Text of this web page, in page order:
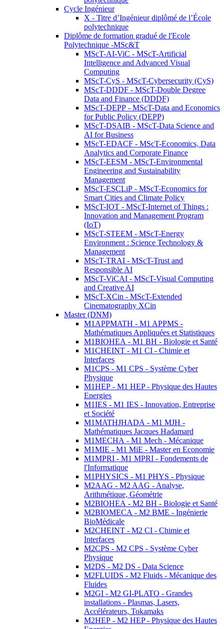
Cycle Ingénieur
X - Titre d’Ingénieur diplômé de l’École
polytechnique
Diplôme de formation gradué de l'Ecole
Polytechnique -MSc&T
MScT-AI-ViC - MScT-Artificial
Intelligence and Advanced Visual
Computing
MScT-CyS - MScT-Cybersecurity (CyS)
MScT-DDDF - MScT-Double Degree
Data and Finance (DDDF)
MScT-DEPP - MScT-Data and Economics
for Public Policy (DEPP)
MScT-DSAIB - MScT-Data Science and
AI for Business
MScT-EDACF - MScT-Economics, Data
Analytics and Corporate Finance
MScT-EESM - MScT-Environmental
Engineering and Sustainability
Management
MScT-ESCLiP - MScT-Economics for
Smart Cities and Climate Policy
MScT-IOT - MScT-Internet of Things :
Innovation and Management Program
(IoT)
MScT-STEEM - MScT-Energy
Environment : Science Technology &
Management
MScT-TRAI - MScT-Trust and
Responsible AI
MScT-ViCAI - MScT-Visual Computing
and Creative AI
MScT-XCin - MScT-Extended
Cinematography XCin
Master (DNM)
M1APPMATH - M1 APPMS -
Mathématiques Appliquées et Statistiques
M1BIOHEA - M1 BH - Biologie et Santé
M1CHEINT - M1 CI - Chimie et
Interfaces
M1CPS - M1 CPS - Système Cyber
Physique
M1HEP - M1 HEP - Physique des Hautes
Energies
M1IES - M1 IES - Innovation, Entreprise
et Société
M1MATHJHADA - M1 MJH -
Mathématiques Jacques Hadamard
M1MECHA - M1 Mech - Mécanique
M1MIE - M1 MiE - Master en Economie
M1MPRI - M1 MPRI - Fondements de
l'Informatique
M1PHYSICS - M1 PHYS - Physique
M2AAG - M2 AAG - Analyse,
Arithmétique, Géométrie
M2BIOHEA - M2 BH - Biologie et Santé
M2BIOMECA - M2 BME - Ingénierie
BioMédicale
M2CHEINT - M2 CI - Chimie et
Interfaces
M2CPS - M2 CPS - Système Cyber
Physique
M2DS - M2 DS - Data Science
M2FLUIDS - M2 Fluids - Mécanique des
Fluides
M2GI - M2 GI-PLATO - Grandes
installations - Plasmas, Lasers,
Accélérateurs, Tokamaks
M2HEP - M2 HEP - Physique des Hautes